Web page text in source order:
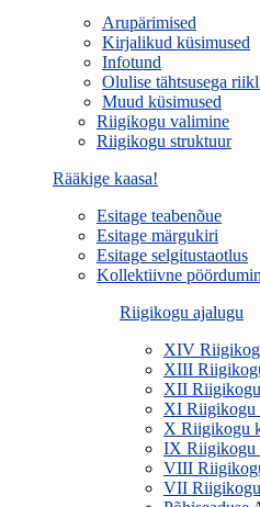
Arupärimised
Kirjalikud küsimused
Infotund
Olulise tähtsusega
Muud küsimused
Riigikogu valimine
Riigikogu struktuur
Rääkige kaasa!
Esitage teabenõue
Esitage märgukiri
Esitage selgitustaotlus
Kollektiivne
Riigikogu ajalugu
XIV
XIII
XII
XI Riigikogu
X Riigikogu
IX Riigikogu
VIII
VII Riigikogu